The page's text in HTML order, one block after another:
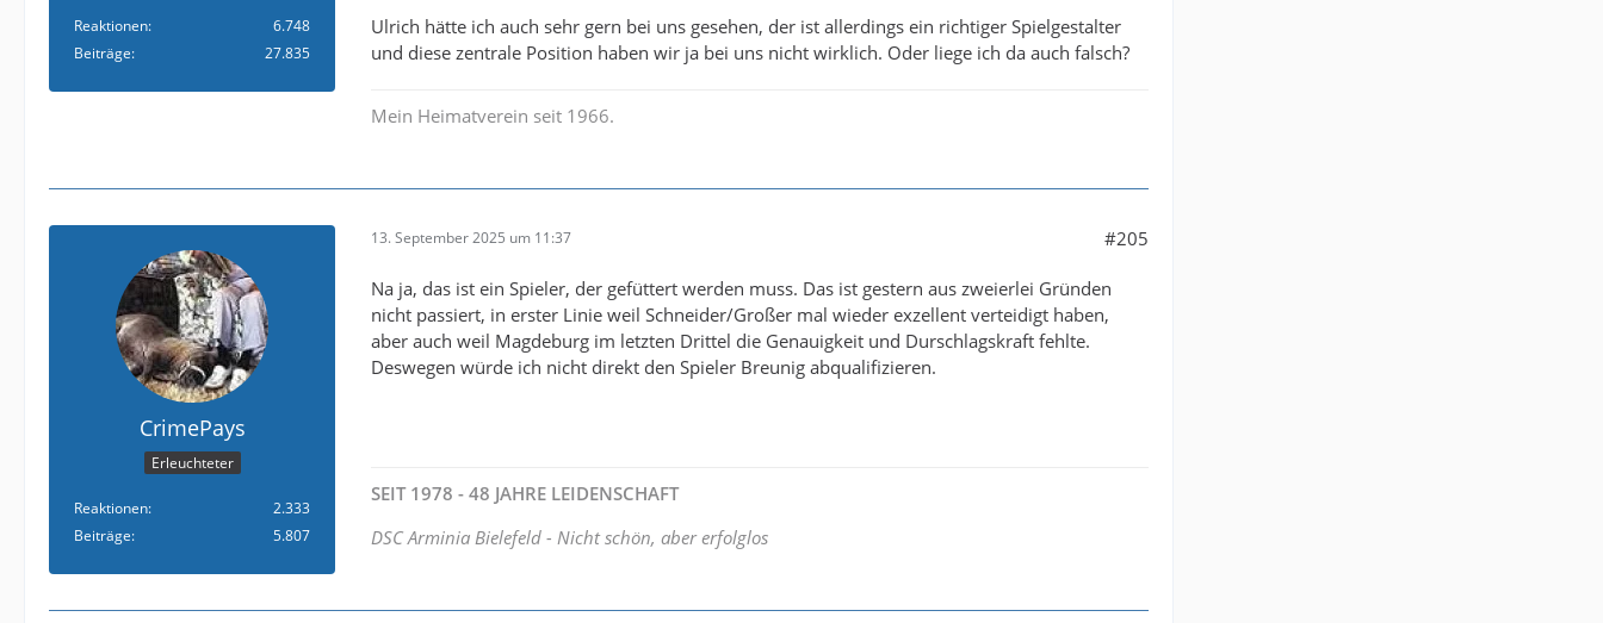
Reaktionen
6.748
Beiträge
27.835
Ulrich hätte ich auch sehr gern bei uns gesehen, der ist allerdings ein richtiger Spielgestalter
und diese zentrale Position haben wir ja bei uns nicht wirklich. Oder liege ich da auch falsch?
Mein Heimatverein seit 1966.
CrimePays
Erleuchteter
Reaktionen
2.333
Beiträge
5.807
13. September 2025 um 11:37 #205
Na ja, das ist ein Spieler, der gefüttert werden muss. Das ist gestern aus zweierlei Gründen
nicht passiert, in erster Linie weil Schneider/Großer mal wieder exzellent verteidigt haben,
aber auch weil Magdeburg im letzten Drittel die Genauigkeit und Durschlagskraft fehlte.
Deswegen würde ich nicht direkt den Spieler Breunig abqualifizieren.
SEIT 1978 - 48 JAHRE LEIDENSCHAFT
DSC Arminia Bielefeld - Nicht schön, aber erfolglos